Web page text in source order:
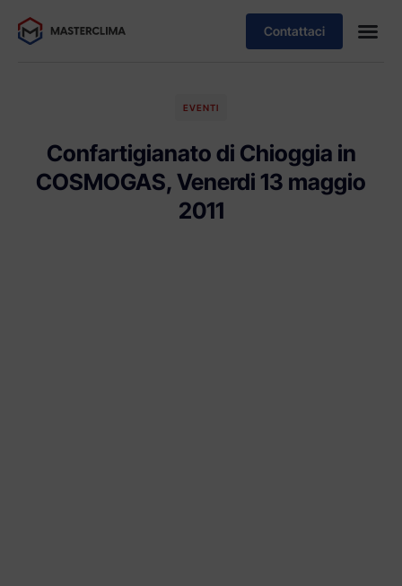
Contattaci
EVENTI
Confartigianato di Chioggia in
COSMOGAS, Venerdi 13 maggio
2011